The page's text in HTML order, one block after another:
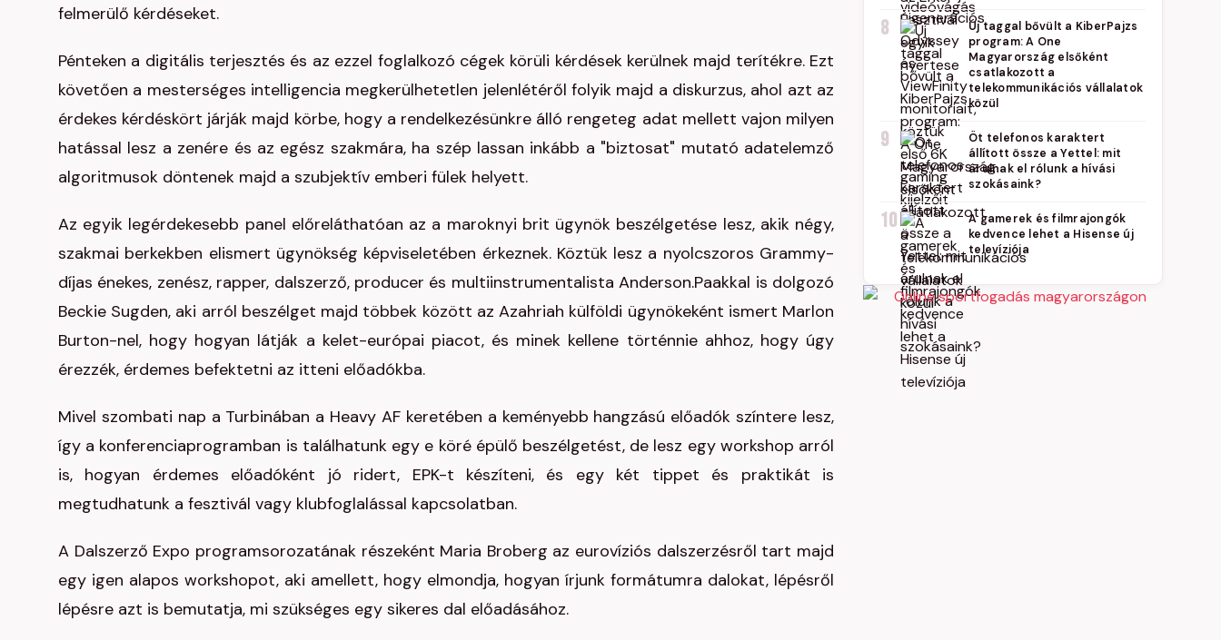
felmerülő kérdéseket.
Pénteken a digitális terjesztés és az ezzel foglalkozó cégek körüli kérdések kerülnek majd terítékre. Ezt
követően a mesterséges intelligencia megkerülhetetlen jelenlétéről folyik majd a diskurzus, ahol azt az
érdekes kérdéskört járják majd körbe, hogy a rendelkezésünkre álló rengeteg adat mellett vajon milyen
hatással lesz a zenére és az egész szakmára, ha szép lassan inkább a "biztosat" mutató adatelemző
algoritmusok döntenek majd a szubjektív emberi fülek helyett.
Az egyik legérdekesebb panel előreláthatóan az a maroknyi brit ügynök beszélgetése lesz, akik négy,
szakmai berkekben elismert ügynökség képviseletében érkeznek. Köztük lesz a nyolcszoros Grammy-
díjas énekes, zenész, rapper, dalszerző, producer és multiinstrumentalista Anderson.Paakkal is dolgozó
Beckie Sugden, aki arról beszélget majd többek között az Azahriah külföldi ügynökeként ismert Marlon
Burton-nel, hogy hogyan látják a kelet-európai piacot, és minek kellene történnie ahhoz, hogy úgy
érezzék, érdemes befektetni az itteni előadókba.
Mivel szombati nap a Turbinában a Heavy AF keretében a keményebb hangzású előadók színtere lesz,
így a konferenciaprogramban is találhatunk egy e köré épülő beszélgetést, de lesz egy workshop arról
is, hogyan érdemes előadóként jó ridert, EPK-t készíteni, és egy két tippet és praktikát is
megtudhatunk a fesztivál vagy klubfoglalással kapcsolatban.
A Dalszerző Expo programsorozatának részeként Maria Broberg az eurovíziós dalszerzésről tart majd
egy igen alapos workshopot, aki amellett, hogy elmondja, hogyan írjunk formátumra dalokat, lépésről
lépésre azt is bemutatja, mi szükséges egy sikeres dal előadásához.
8
Új taggal bővült a KiberPajzs
program: A One
Magyarország elsőként
csatlakozott a
telekommunikációs vállalatok
közül
9
Öt telefonos karaktert
állított össze a Yettel: mit
árulnak el rólunk a hívási
szokásaink?
10
A gamerek és filmrajongók
kedvence lehet a Hisense új
televíziója